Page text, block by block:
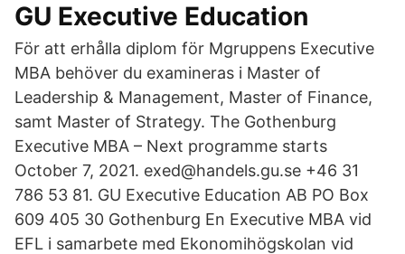
GU Executive Education
För att erhålla diplom för Mgruppens Executive
MBA behöver du examineras i Master of
Leadership & Management, Master of Finance,
samt Master of Strategy. The Gothenburg
Executive MBA – Next programme starts
October 7, 2021. exed@handels.gu.se +46 31
786 53 81. GU Executive Education AB PO Box
609 405 30 Gothenburg En Executive MBA vid
EFL i samarbete med Ekonomihögskolan vid